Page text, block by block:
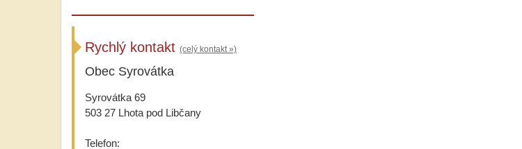
Rychlý kontakt (celý kontakt »)
Obec Syrovátka
Syrovátka 69
503 27 Lhota pod Libčany
Telefon: